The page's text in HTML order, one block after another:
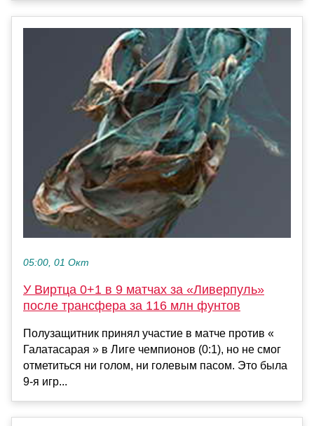
05:00, 01 Окт
У Виртца 0+1 в 9 матчах за «Ливерпуль»
после трансфера за 116 млн фунтов
Полузащитник принял участие в матче против «
Галатасарая » в Лиге чемпионов (0:1), но не смог
отметиться ни голом, ни голевым пасом. Это была
9-я игр...